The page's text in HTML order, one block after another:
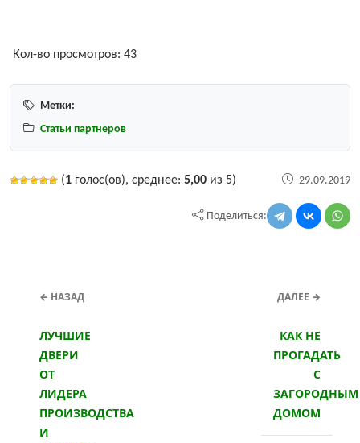
Кол-во просмотров: 43
Метки:
Статьи партнеров
(1 голос(ов), среднее: 5,00 из 5) 29.09.2019
Поделиться:
← НАЗАД
ЛУЧШИЕ
ДВЕРИ
ОТ
ЛИДЕРА
ПРОИЗВОДСТВА
И
ДАЛЕЕ →
КАК НЕ
ПРОГАДАТЬ
С
ЗАГОРОДНЫМ
ДОМОМ